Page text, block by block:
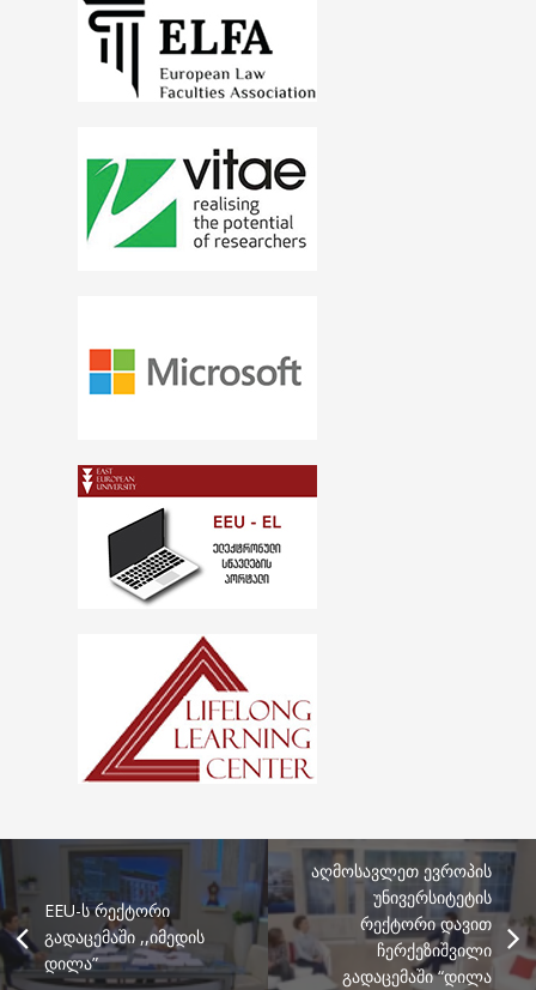
EEU-ს რექტორი
გადაცემაში ,,იმედის
დილა”
აღმოსავლეთ ევროპის
უნივერსიტეტის
რექტორი დავით
ჩერქეზიშვილი
გადაცემაში “დილა